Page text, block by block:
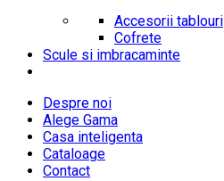
Accesorii tablouri
Cofrete
Scule si imbracaminte
Despre noi
Alege Gama
Casa inteligenta
Cataloage
Contact